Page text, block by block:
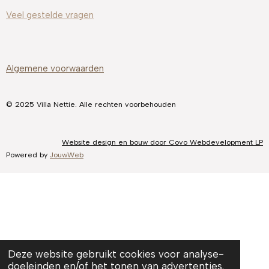
Deze website gebruikt cookies voor analyse-
doeleinden en/of het tonen van advertenties.
Veel gestelde vragen
Algemene voorwaarden
© 2025 Villa Nettie. Alle rechten voorbehouden
Website design en bouw door Covo Webdevelopment LP
Powered by JouwWeb